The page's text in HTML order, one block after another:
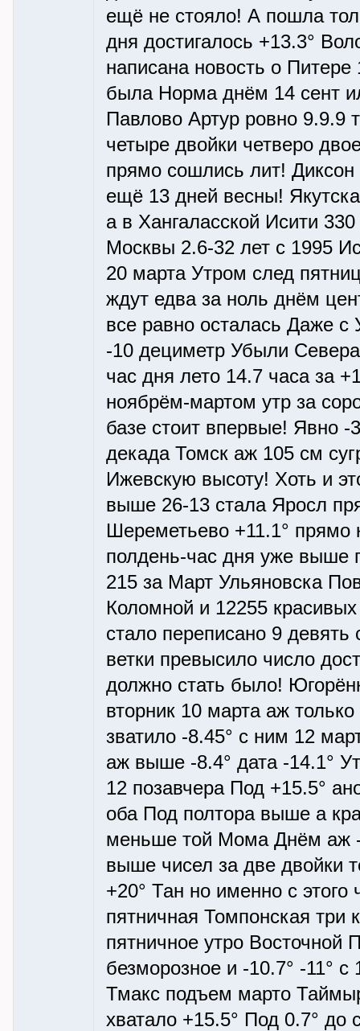
ещё не стояло! А пошла
дня достигалось +13.3°
написана новость о
была Норма днём 14 сент
Павлово Артур ровно 9.9.9
четыре двойки четверо
прямо сошлись лит! Диксон
ещё 13 дней весны!
а в Хангаласской Исити
Москвы 2.6-32 лет с 1995
20 марта Утром след
ждут едва за ноль днём
все равно осталась Даже
-10 дециметр Убыли
час дня лето 14.7 часа за
ноябрём-мартом утр за
базе стоит впервые! Явно -
декада Томск аж 105 см
Ижевскую высоту! Хоть и
выше 26-13 стала Яросл
Шереметьево +11.1° прямо
полдень-час дня уже выше
215 за Март Ульяновска
Коломной и 12255
стало переписано 9
ветки превысило число
должно стать было!
вторник 10 марта аж
зватило -8.45° с ним 12
аж выше -8.4° дата -14.1°
12 позавчера Под +15.5°
оба Под полтора выше а
меньше той Мома Днём аж -
выше чисел за две двойки
+20° Тан но именно с
пятничная Томпонская три
пятничное утро Восточной
безморозное и -10.7° -11°
Тмакс подъем марто
хватало +15.5° Под 0.7°